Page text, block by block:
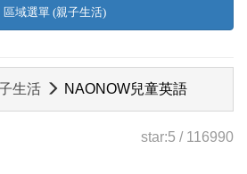
區域選單 (親子生活)
生活 NAONOW兒童英語
star:5 / 116990